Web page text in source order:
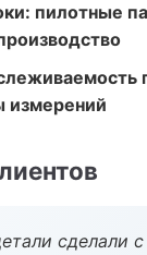
пилотные
измерений
сделали с